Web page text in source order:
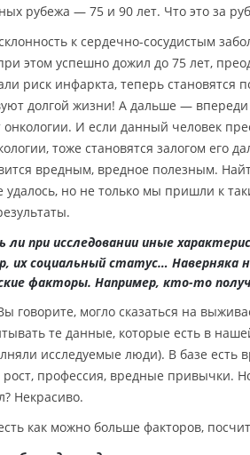
рубежа — 75 и 90 лет. Что это за
к сердечно-сосудистым
этом успешно дожил до 75 лет,
риск инфаркта, теперь становятся
долгой жизни! А дальше —
онкологии. И если данный человек
тоже становятся залогом его
вредным, вредное полезным.
удалось, но не только мы пришли к
ли при исследовании иные
их социальный статус… Наверняка
факторы. Например, кто-то
говорите, могло сказаться на
те данные, которые есть в
исследуемые люди). В базе
рост, профессия, вредные привычки.
Некрасиво.
как можно больше факторов,